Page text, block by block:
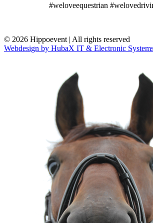
#weloveequestrian
© 2026 Hippoevent | All rights reserved
Webdesign by HubaX IT & Electronic